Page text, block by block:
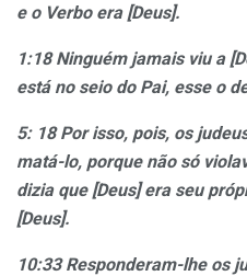
e o Verbo era [Deus].
1:18 Ninguém jamais viu a
está no seio do Pai, esse o
5: 18 Por isso, pois, os
matá-lo, porque não só
dizia que [Deus] era seu
[Deus].
10:33 Responderam-lhe os